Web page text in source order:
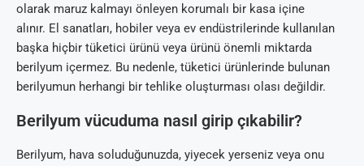
olarak maruz kalmayı önleyen korumalı bir kasa içine
alınır. El sanatları, hobiler veya ev endüstrilerinde kullanılan
başka hiçbir tüketici ürünü veya ürünü önemli miktarda
berilyum içermez. Bu nedenle, tüketici ürünlerinde bulunan
berilyumun herhangi bir tehlike oluşturması olası değildir.
Berilyum vücuduma nasıl girip çıkabilir?
Berilyum, hava soluduğunuzda, yiyecek yerseniz veya onu